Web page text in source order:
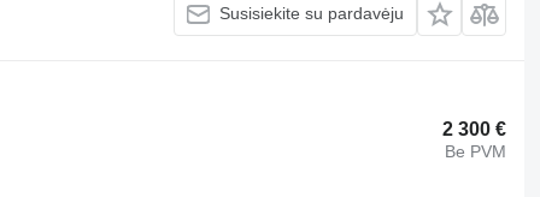
Susisiekite su pardavėju
2 300 €
Be PVM